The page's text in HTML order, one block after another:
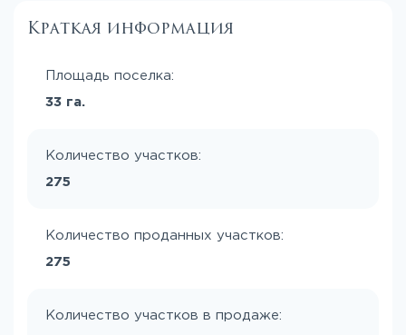
Краткая информация
Площадь поселка:
33 га.
Количество участков:
275
Количество проданных участков:
275
Количество участков в продаже: